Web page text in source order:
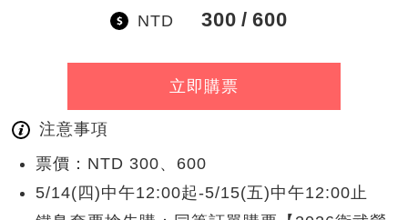
NTD 300 600
立即購票
注意事項
票價：NTD 300、600
5/14(四)中午12:00起-5/15(五)中午12:00止